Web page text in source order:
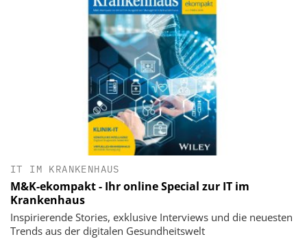
IT IM KRANKENHAUS
M&K-ekompakt - Ihr online Special zur IT im
Krankenhaus
Inspirierende Stories, exklusive Interviews und die neuesten
Trends aus der digitalen Gesundheitswelt